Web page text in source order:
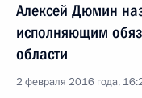
Алексей Дюмин
исполняющим
области
2 февраля 2016 года,